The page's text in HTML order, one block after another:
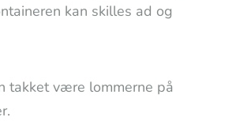
kan skilles ad og
takket være lommerne på